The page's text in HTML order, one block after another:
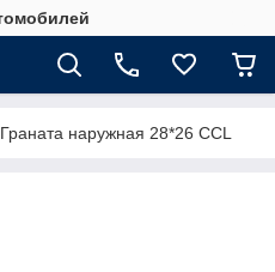
наружная 28*26 CCL